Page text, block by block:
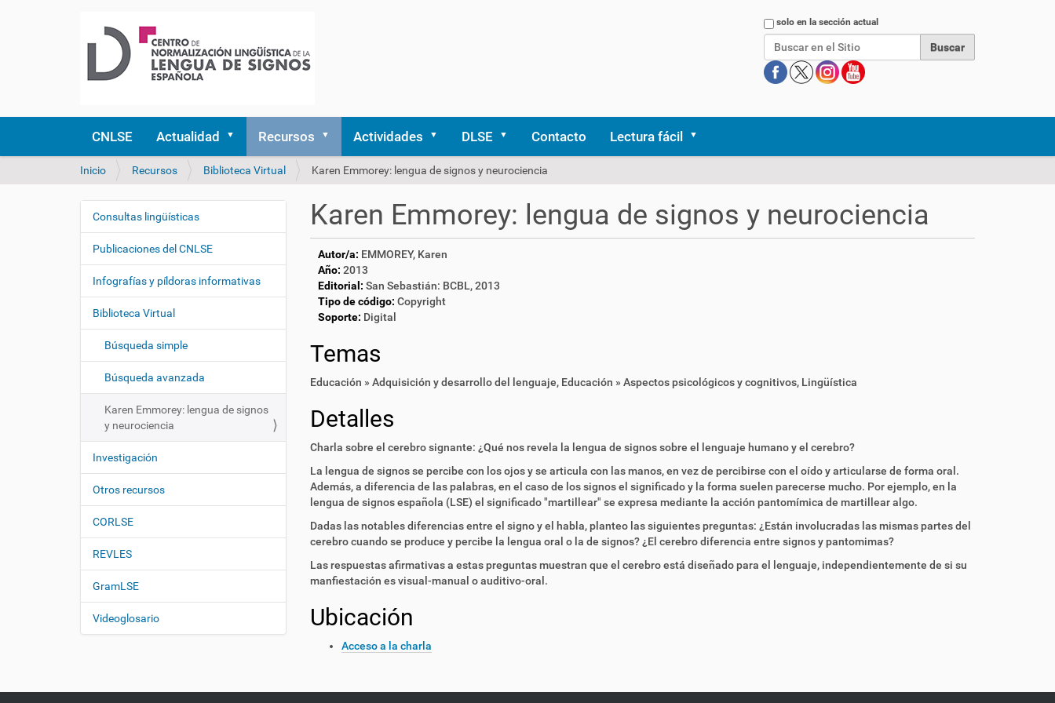
Buscarsolo en la sección actual
CNLSE Actualidad Recursos Actividades DLSE Contacto Lectura fácil
U
d
s
á
q
Inicio Recursos Biblioteca Virtual Karen Emmorey: lengua de signos y neurociencia
Karen Emmorey: lengua de signos y neurociencia
Autor/a: EMMOREY, Karen
Año: 2013
Editorial: San Sebastián: BCBL, 2013
Tipo de código: Copyright
Soporte: Digital
Temas
Educación » Adquisición y desarrollo del lenguaje, Educación » Aspectos psicológicos y cognitivos, Lingüística
Detalles
Charla sobre el cerebro signante: ¿Qué nos revela la lengua de signos sobre el lenguaje humano y el cerebro?
La lengua de signos se percibe con los ojos y se articula con las manos, en vez de percibirse con el oído y articularse de forma oral.
Además, a diferencia de las palabras, en el caso de los signos el significado y la forma suelen parecerse mucho. Por ejemplo, en la
lengua de signos española (LSE) el significado "martillear" se expresa mediante la acción pantomímica de martillear algo.
Dadas las notables diferencias entre el signo y el habla, planteo las siguientes preguntas: ¿Están involucradas las mismas partes del
cerebro cuando se produce y percibe la lengua oral o la de signos? ¿El cerebro diferencia entre signos y pantomimas?
Las respuestas afirmativas a estas preguntas muestran que el cerebro está diseñado para el lenguaje, independientemente de si su
manfiestación es visual-manual o auditivo-oral.
Ubicación
Acceso a la charla
N
e
g
a
i
n
Consultas lingüísticas
Publicaciones del CNLSE
Infografías y píldoras informativas
Biblioteca Virtual
Búsqueda simple
Búsqueda avanzada
Karen Emmorey: lengua de signos
y neurociencia
Investigación
Otros recursos
CORLSE
REVLES
GramLSE
Videoglosario